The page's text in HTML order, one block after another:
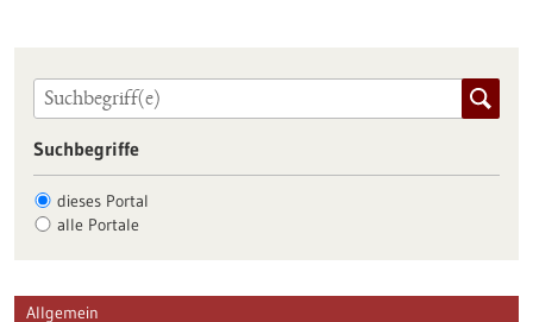
Suchbegriffe
dieses Portal
alle Portale
Allgemein